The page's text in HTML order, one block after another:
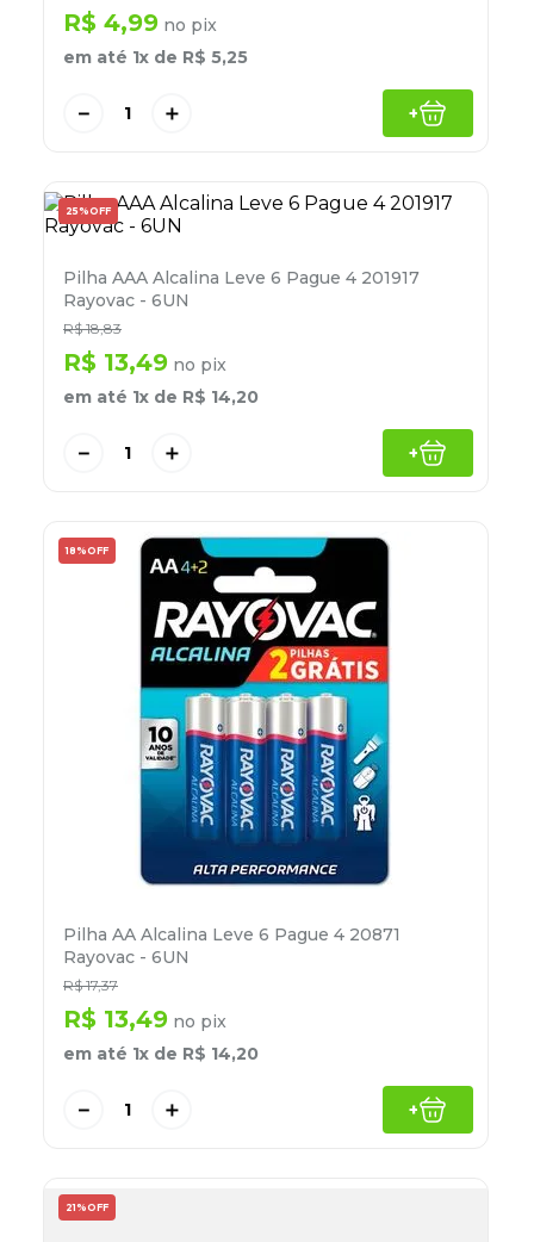
R$ 4,99 no pix
em até 1x de R$ 5,25
＋
－ +
25% OFF
Pilha AAA Alcalina Leve 6 Pague 4 201917
Rayovac - 6UN
R$ 18,83
R$ 13,49 no pix
em até 1x de R$ 14,20
＋
－ +
18% OFF
Pilha AA Alcalina Leve 6 Pague 4 20871
Rayovac - 6UN
R$ 17,37
R$ 13,49 no pix
em até 1x de R$ 14,20
＋
－ +
21% OFF
º lapis
º marca texto